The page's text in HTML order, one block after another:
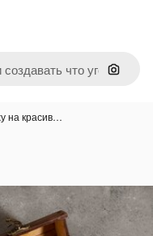
Поиск
на красив…